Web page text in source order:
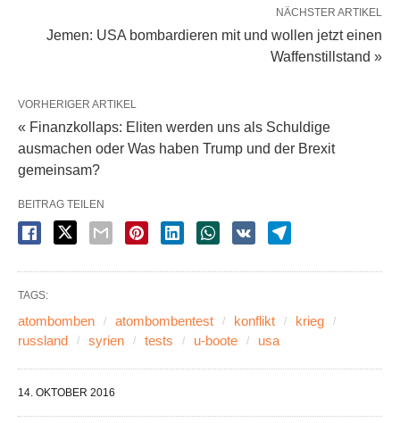
NÄCHSTER ARTIKEL
Jemen: USA bombardieren mit und wollen jetzt einen
Waffenstillstand »
VORHERIGER ARTIKEL
« Finanzkollaps: Eliten werden uns als Schuldige
ausmachen oder Was haben Trump und der Brexit
gemeinsam?
BEITRAG TEILEN
TAGS:
atombomben atombombentest konflikt
krieg
russland
syrien tests u-boote usa
14. OKTOBER 2016